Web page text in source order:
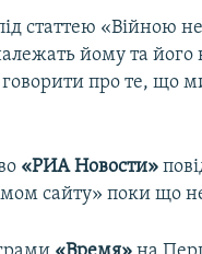
статтею «Війною
йому та
про те, що
«РИА Новости»
сайту» поки що